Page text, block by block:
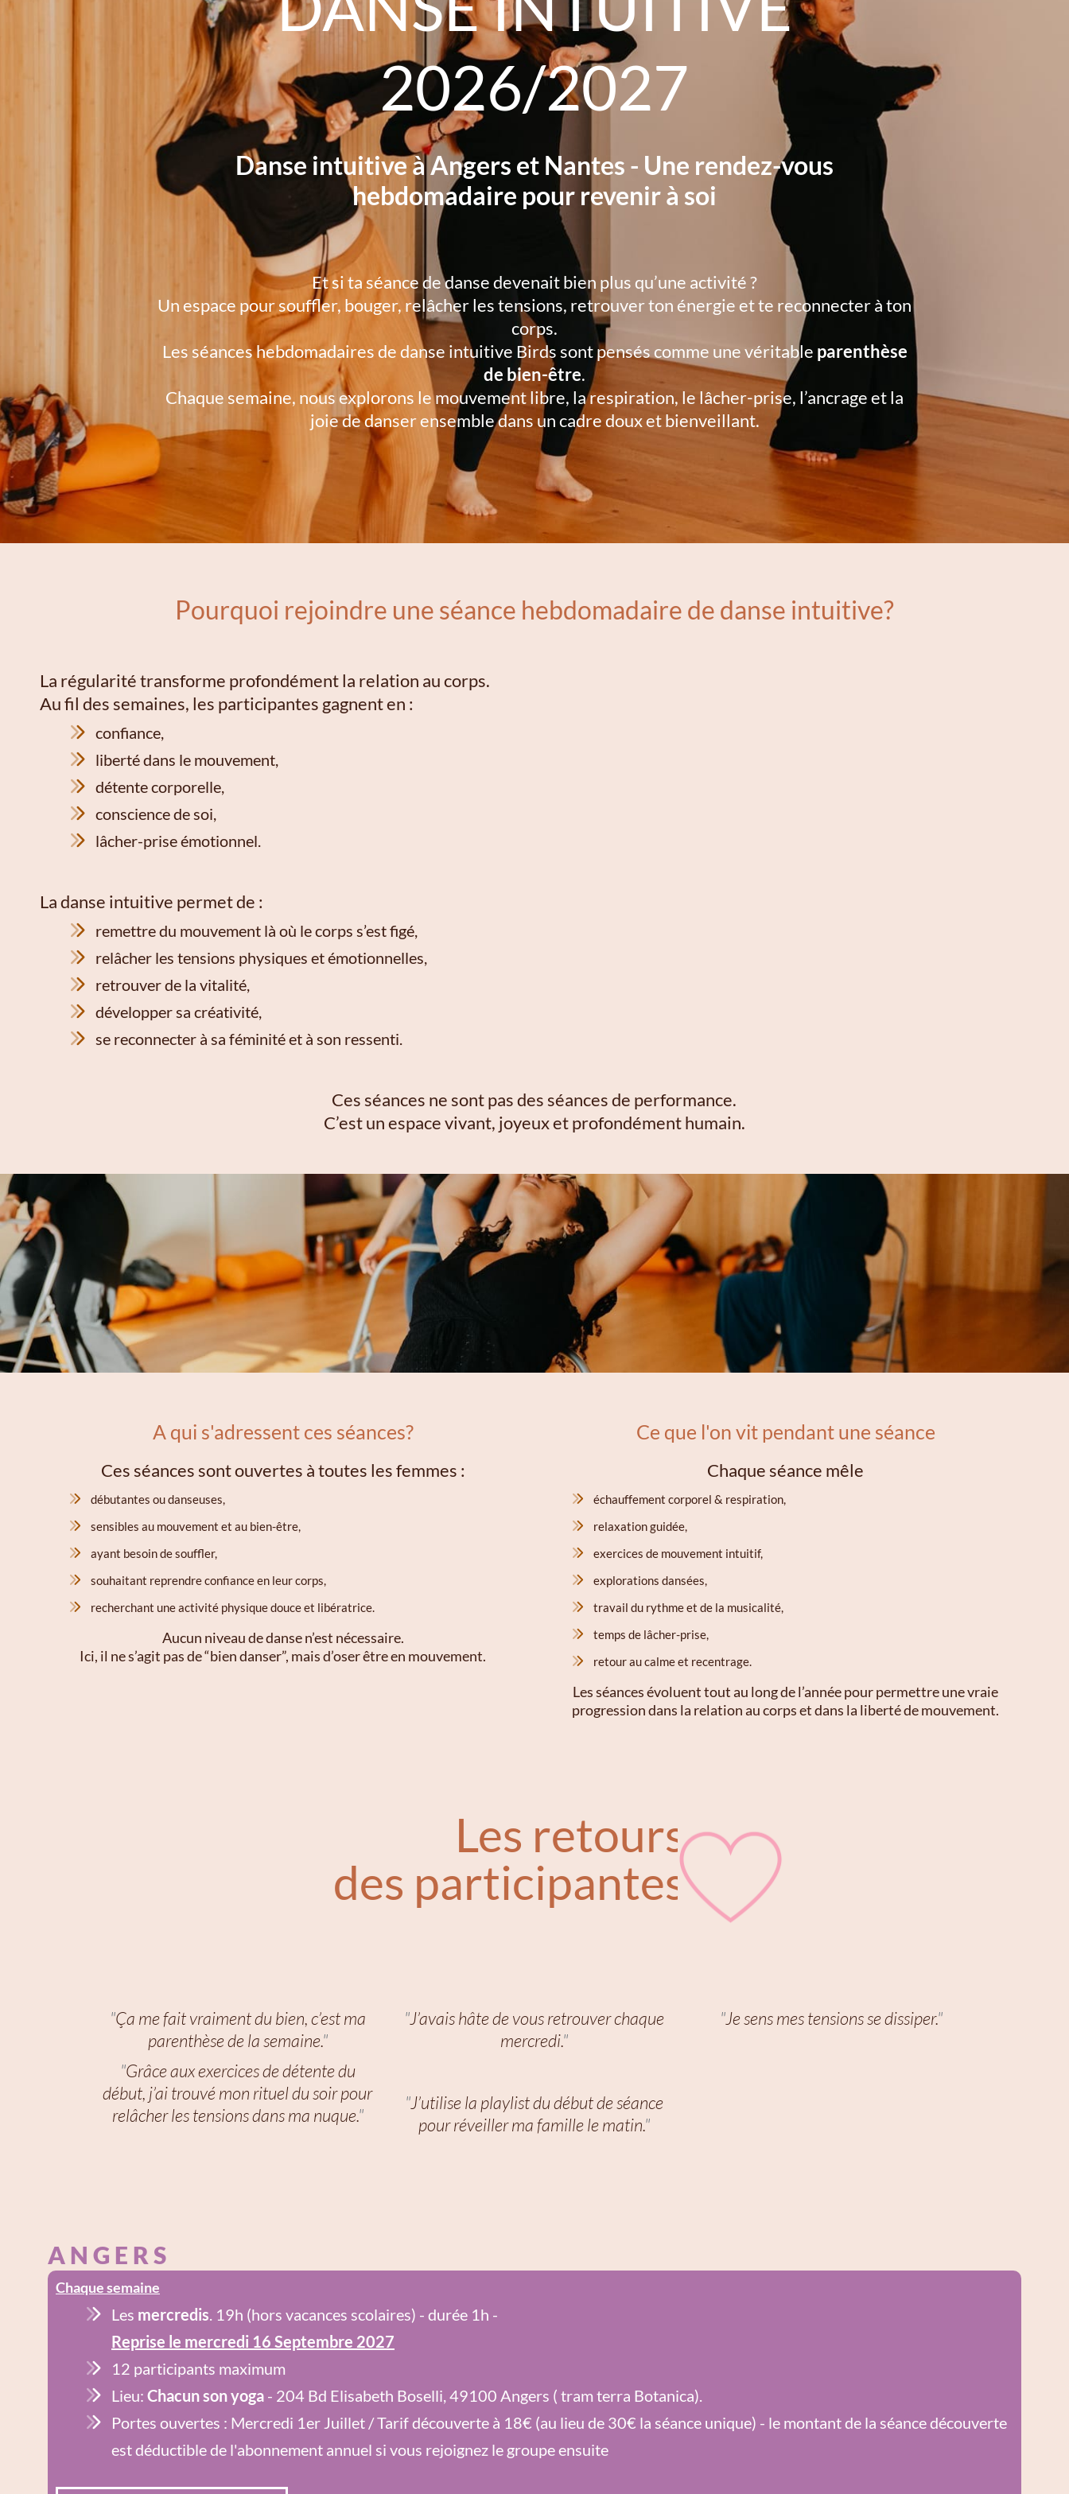
2026/2027
Danse intuitive à Angers et Nantes - Une rendez-vous
hebdomadaire pour revenir à soi
Et si ta séance de danse devenait bien plus qu’une activité ?
Un espace pour souffler, bouger, relâcher les tensions, retrouver ton énergie et te reconnecter à ton
corps.
Les séances hebdomadaires de danse intuitive Birds sont pensés comme une véritable parenthèse
de bien-être.
Chaque semaine, nous explorons le mouvement libre, la respiration, le lâcher-prise, l’ancrage et la
joie de danser ensemble dans un cadre doux et bienveillant.
Pourquoi rejoindre une séance hebdomadaire de danse intuitive?
La régularité transforme profondément la relation au corps.
Au fil des semaines, les participantes gagnent en :
confiance,
liberté dans le mouvement,
détente corporelle,
conscience de soi,
lâcher-prise émotionnel.
La danse intuitive permet de :
remettre du mouvement là où le corps s’est figé,
relâcher les tensions physiques et émotionnelles,
retrouver de la vitalité,
développer sa créativité,
se reconnecter à sa féminité et à son ressenti.
Ces séances ne sont pas des séances de performance.
C’est un espace vivant, joyeux et profondément humain.
A qui s'adressent ces séances?
Ces séances sont ouvertes à toutes les femmes :
débutantes ou danseuses,
sensibles au mouvement et au bien-être,
ayant besoin de souffler,
souhaitant reprendre confiance en leur corps,
recherchant une activité physique douce et libératrice.
Aucun niveau de danse n’est nécessaire.
Ici, il ne s’agit pas de “bien danser”, mais d’oser être en mouvement.
Ce que l'on vit pendant une séance
Chaque séance mêle
échauffement corporel & respiration,
relaxation guidée,
exercices de mouvement intuitif,
explorations dansées,
travail du rythme et de la musicalité,
temps de lâcher-prise,
retour au calme et recentrage.
Les séances évoluent tout au long de l’année pour permettre une vraie
progression dans la relation au corps et dans la liberté de mouvement.
Les retours
des participantes
"Ça me fait vraiment du bien, c’est ma
parenthèse de la semaine."
"Grâce aux exercices de détente du
début, j’ai trouvé mon rituel du soir pour
relâcher les tensions dans ma nuque."
"J’avais hâte de vous retrouver chaque
mercredi."
"J’utilise la playlist du début de séance
pour réveiller ma famille le matin."
"Je sens mes tensions se dissiper."
A N G E R S
Chaque semaine
Les mercredis . 19h (hors vacances scolaires) - durée 1h -
Reprise le mercredi 16 Septembre 2027
12 participants maximum
Lieu: Chacun son yoga - 204 Bd Elisabeth Boselli, 49100 Angers ( tram terra Botanica).
Portes ouvertes : Mercredi 1er Juillet / Tarif découverte à 18€ (au lieu de 30€ la séance unique) - le montant de la séance découverte
est déductible de l'abonnement annuel si vous rejoignez le groupe ensuite